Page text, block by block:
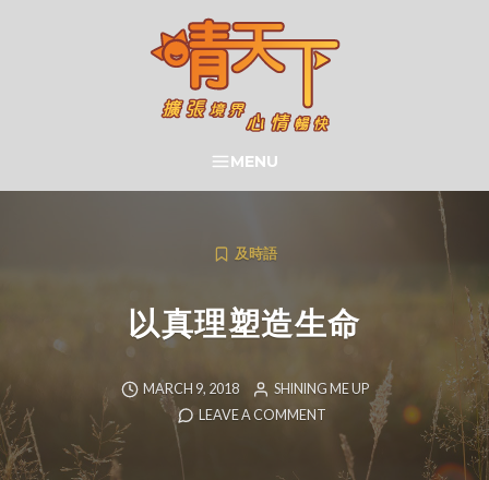
晴天下 SHININGMEUP
SEARCH
MENU
及時語
以真理塑造生命
MARCH 9, 2018
SHINING ME UP
LEAVE A COMMENT